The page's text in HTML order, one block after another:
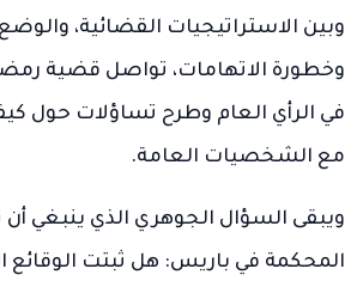
وبين الاستراتيجيات القضائية،
وخطورة الاتهامات، تواصل قضية
في الرأي العام وطرح تساؤلات حول
مع الشخصيات العامة.
ويبقى السؤال الجوهري الذي ينبغي
المحكمة في باريس: هل ثبتت الوقائع